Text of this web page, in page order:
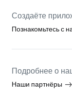
Создаёте
Познакомьтесь с
Подробнее о
Наши партнёры